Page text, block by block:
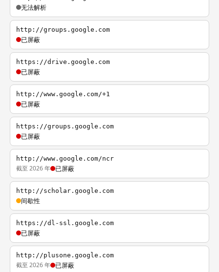
无法解析
http://groups.google.com
已屏蔽
https://drive.google.com
已屏蔽
http://www.google.com/+1
已屏蔽
https://groups.google.com
已屏蔽
http://www.google.com/ncr
截至 2026 年 已屏蔽
http://scholar.google.com
间歇性
https://dl-ssl.google.com
已屏蔽
http://plusone.google.com
截至 2026 年 已屏蔽